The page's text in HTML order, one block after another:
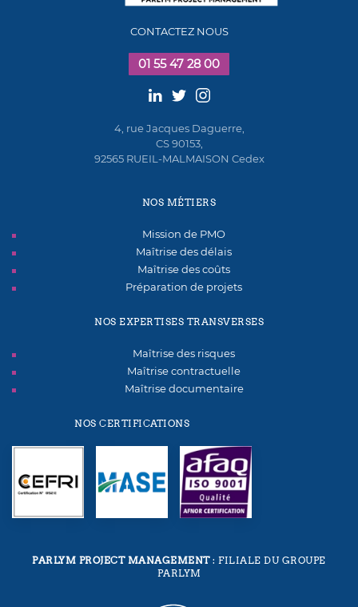
CONTACTEZ NOUS
01 55 47 28 00
4, rue Jacques Daguerre,
CS 90153,
92565 RUEIL-MALMAISON Cedex
NOS MÉTIERS
Mission de PMO
Maîtrise des délais
Maîtrise des coûts
Préparation de projets
NOS EXPERTISES TRANSVERSES
Maîtrise des risques
Maîtrise contractuelle
Maîtrise documentaire
NOS CERTIFICATIONS
PARLYM PROJECT MANAGEMENT: FILIALE DU GROUPE
PARLYM